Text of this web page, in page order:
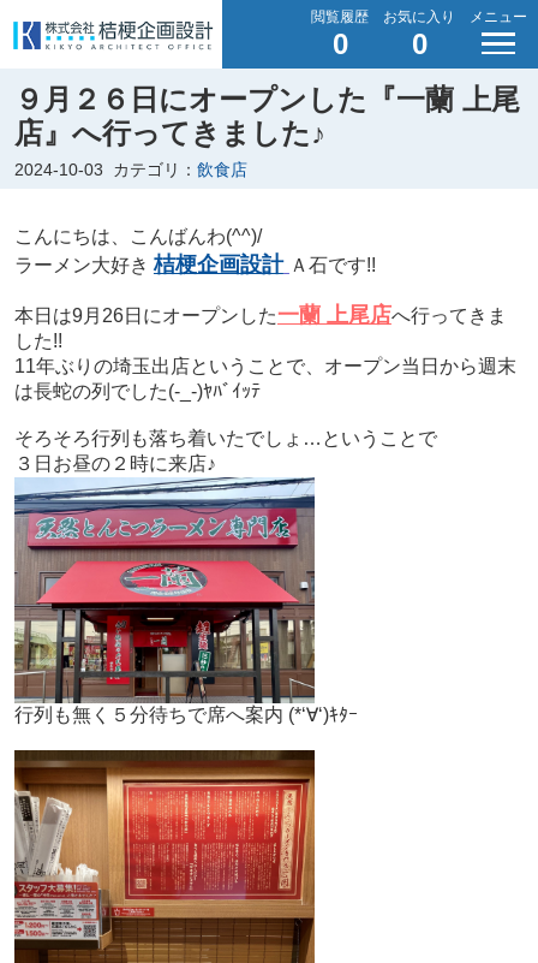
閲覧履歴
0
お気に入り
0
メニュー
９月２６日にオープンした『一蘭 上尾
店』へ行ってきました♪
2024-10-03 カテゴリ： 飲食店
こんにちは、こんばんわ(^^)/
ラーメン大好き桔梗企画設計 Ａ石です!!
本日は9月26日にオープンした一蘭 上尾店へ行ってきま
した!!
11年ぶりの埼玉出店ということで、オープン当日から週末
は長蛇の列でした(-_-)ﾔﾊﾞｲｯﾃ
そろそろ行列も落ち着いたでしょ…ということで
３日お昼の２時に来店♪
行列も無く５分待ちで席へ案内 (*‘∀‘)ｷﾀｰ